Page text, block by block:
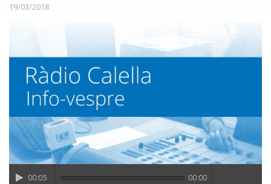
Successos
La Banqueta
Transmissions Esportives
Pòdcasts
Vídeos
Graella
Publicitat
19/03/2018
00:05 00:00